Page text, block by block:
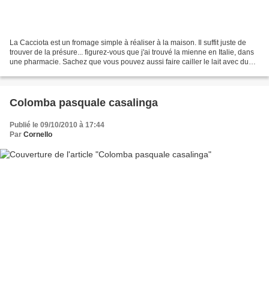
La Cacciota est un fromage simple à réaliser à la maison. Il suffit juste de
trouver de la présure... figurez-vous que j'ai trouvé la mienne en Italie, dans
une pharmacie. Sachez que vous pouvez aussi faire cailler le lait avec du
Colomba pasquale casalinga
Publié le 09/10/2010 à 17:44
Par Cornello